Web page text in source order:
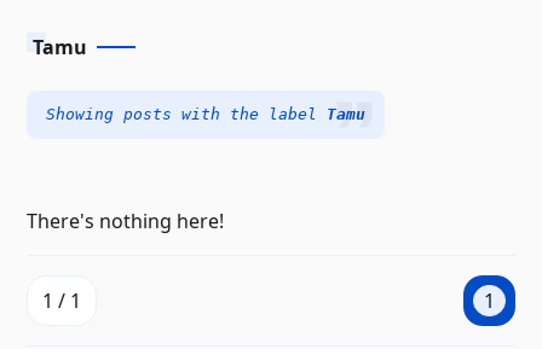
Tamu
Showing posts with the label Tamu
There's nothing here!
1 / 1 1